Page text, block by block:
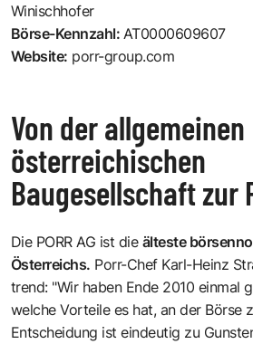
Winischhofer
Börse-Kennzahl: AT0000609607
Website: porr-group.com
Von der allgemeinen
österreichischen
Baugesellschaft zur
Die PORR AG ist die älteste
Österreichs. Porr-Chef Karl-Heinz
trend: "Wir haben Ende 2010 einmal
welche Vorteile es hat, an der Börse
Entscheidung ist eindeutig zu